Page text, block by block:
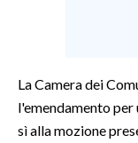
La Camera dei
l'emendamento
sì alla mozione